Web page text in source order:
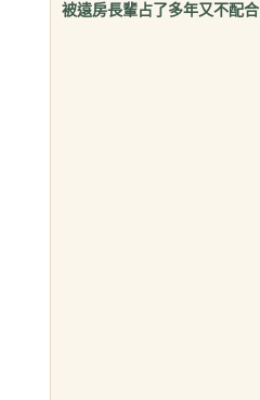
被遠房長輩占了多年又不配合